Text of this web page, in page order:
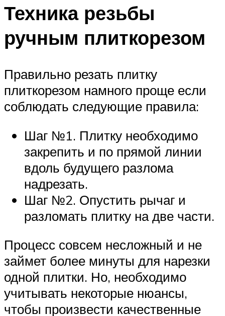
Техника резьбы
ручным плиткорезом
Правильно резать плитку
плиткорезом намного проще если
соблюдать следующие правила:
Шаг №1. Плитку необходимо
закрепить и по прямой линии
вдоль будущего разлома
надрезать.
Шаг №2. Опустить рычаг и
разломать плитку на две части.
Процесс совсем несложный и не
займет более минуты для нарезки
одной плитки. Но, необходимо
учитывать некоторые нюансы,
чтобы произвести качественные